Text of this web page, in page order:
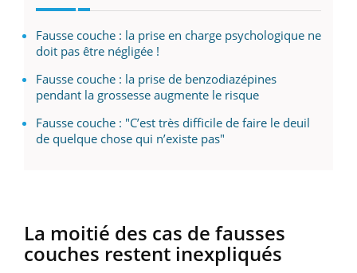
Fausse couche : la prise en charge psychologique ne
doit pas être négligée !
Fausse couche : la prise de benzodiazépines
pendant la grossesse augmente le risque
Fausse couche : "C’est très difficile de faire le deuil
de quelque chose qui n’existe pas"
La moitié des cas de fausses
couches restent inexpliqués